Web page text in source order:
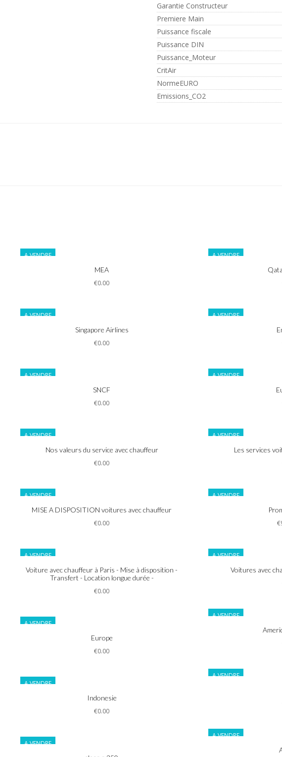
Garantie Constructeur
Premiere Main
Puissance fiscale
Puissance DIN
Puissance_Moteur
CritAir
NormeEURO
Emissions_CO2
A VENDRE
Informations
MEA
€0.00
A VENDRE
A VENDRE
Informations
Singapore Airlines
€0.00
A VENDRE
A VENDRE
Informations
SNCF
€0.00
A VENDRE
A VENDRE
Informations
Nos valeurs du service avec chauffeur
€0.00
A VENDRE
Les services
A VENDRE
Informations
MISE A DISPOSITION voitures avec chauffeur
€0.00
A VENDRE
A VENDRE
Informations
Voiture avec chauffeur à Paris - Mise à disposition -
Transfert - Location longue durée -
€0.00
A VENDRE
Voitures avec
A VENDRE
A VENDRE
Informations
Europe
€0.00
A VENDRE
A VENDRE
Informations
Indonesie
€0.00
A VENDRE
A VENDRE
Informations